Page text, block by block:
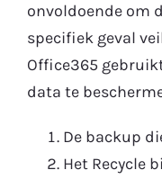
onvoldoende om
specifiek geval
Office365
data te
De backup
Het Recycle